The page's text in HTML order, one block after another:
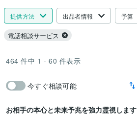
提供方法 出品者情報 予算
電話相談サービス
464 件中 1 - 60 件表示
今すぐ相談可能
お相手の本心と未来予兆を強力霊視します